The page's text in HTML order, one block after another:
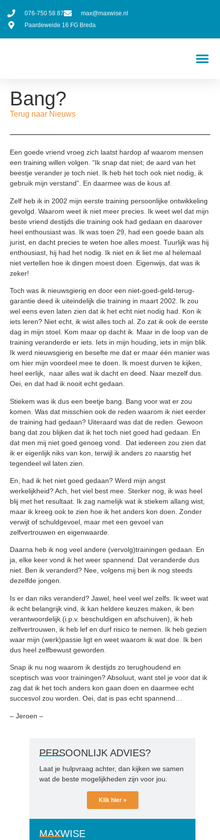
076-750 58 87
max@maxwise.nl
Paardeweide 16 FG Breda
Bang?
Terug naar Nieuws
Een goede vriend vroeg zich laatst hardop af waarom mensen
een training willen volgen. “Ik snap dat niet; de aard van het
beestje verander je toch niet. Ik heb het toch ook niet nodig, ik
gebruik mijn verstand”. En daarmee was de kous af.
Zelf heb ik in 2002 mijn eerste training persoonlijke ontwikkeling
gevolgd. Waarom weet ik niet meer precies. Ik weet wel dat mijn
beste vriend destijds die training ook had gedaan en daarover
heel enthousiast was. Ik was toen 29, had een goede baan als
jurist, en dacht precies te weten hoe alles moest. Tuurlijk was hij
enthousiast, hij had het nodig. Ik niet en ik liet me al helemaal
niet vertellen hoe ik dingen moest doen. Eigenwijs, dat was ik
zeker!
Toch was ik nieuwsgierig en door een niet-goed-geld-terug-
garantie deed ik uiteindelijk die training in maart 2002. Ik zou
wel eens even laten zien dat ik het echt niet nodig had. Kon ik
iets leren? Niet echt, ik wist alles toch al. Zo zat ik ook de eerste
dag in mijn stoel. Kom maar op dacht ik. Maar in de loop van de
training veranderde er iets. Iets in mijn houding, iets in mijn blik.
Ik werd nieuwsgierig en besefte me dat er maar één manier was
om hier mijn voordeel mee te doen. Ik moest durven te kijken,
heel eerlijk, naar alles wat ik dacht en deed. Naar mezelf dus.
Oei, en dat had ik nooit echt gedaan.
Stiekem was ik dus een beetje bang. Bang voor wat er zou
komen. Was dat misschien ook de reden waarom ik niet eerder
de training had gedaan? Uiteraard was dat de reden. Gewoon
bang dat zou blijken dat ik het toch niet goed had gedaan. En
dat men mij niet goed genoeg vond. Dat iedereen zou zien dat
ik er eigenlijk niks van kon, terwijl ik anders zo naarstig het
tegendeel wil laten zien.
En, had ik het niet goed gedaan? Werd mijn angst
werkelijkheid? Ach, het viel best mee. Sterker nog, ik was heel
blij met het resultaat. Ik zag namelijk wat ik stiekem allang wist,
maar ik kreeg ook te zien hoe ik het anders kon doen. Zonder
verwijt of schuldgevoel, maar met een gevoel van
zelfvertrouwen en eigenwaarde.
Daarna heb ik nog veel andere (vervolg)trainingen gedaan. En
ja, elke keer vond ik het weer spannend. Dat veranderde dus
niet. Ben ik veranderd? Nee, volgens mij ben ik nog steeds
dezelfde jongen.
Is er dan niks veranderd? Jawel, heel veel wel zelfs. Ik weet wat
ik echt belangrijk vind, ik kan heldere keuzes maken, ik ben
verantwoordelijk (i.p.v. beschuldigen en afschuiven), ik heb
zelfvertrouwen, ik heb lef en durf risico te nemen. Ik heb gezien
waar mijn (werk)passie ligt en weet waarom ik wat doe. Ik ben
dus heel zelfbewust geworden.
Snap ik nu nog waarom ik destijds zo terughoudend en
sceptisch was voor trainingen? Absoluut, want stel je voor dat ik
zag dat ik het toch anders kon gaan doen en daarmee echt
succesvol zou worden. Oei, dat is pas echt spannend…
– Jeroen –
PERSOONLIJK ADVIES?
Laat je hulpvraag achter, dan kijken we samen
wat de beste mogelijkheden zijn voor jou.
Klik hier »
MAXWISE